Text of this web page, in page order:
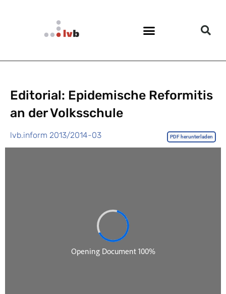
Editorial: Epidemische Reformitis
an der Volksschule
lvb.inform 2013/2014-03 PDF herunterladen